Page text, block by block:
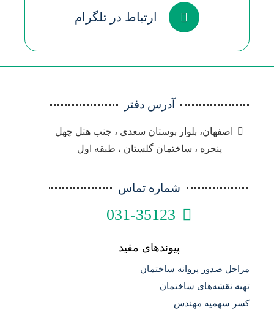
ارتباط در تلگرام
آدرس دفتر
اصفهان، بلوار بوستان سعدی ، جنب هتل چهل
پنجره ، ساختمان گلستان ، طبقه اول
شماره تماس
031-35123
پیوندهای مفید
مراحل صدور پروانه ساختمان
تهیه نقشه‌های ساختمان
کسر سهمیه مهندس